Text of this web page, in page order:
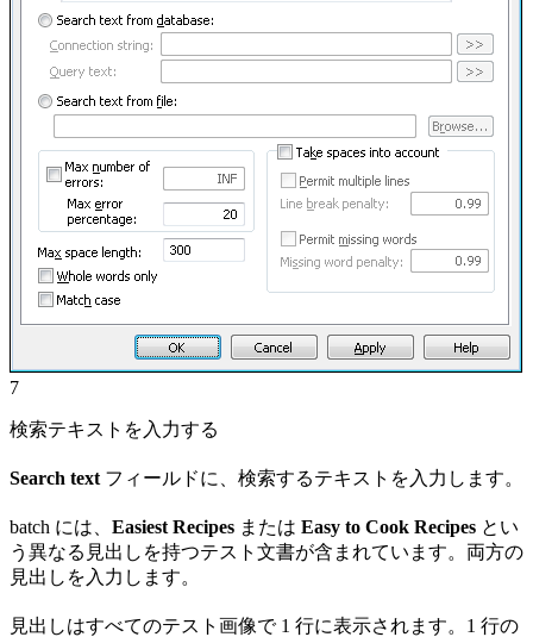
7
検索テキストを入力する
Search text フィールドに、検索するテキストを入力します。
batch には、 Easiest Recipes または Easy to Cook Recipes とい
う異なる見出しを持つテスト文書が含まれています。両方の
見出しを入力します。
見出しはすべてのテスト画像で 1 行に表示されます。1 行の